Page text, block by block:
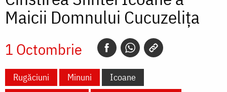
Maicii Domnului Cucuzelița
1 Octombrie
Rugăciuni Minuni
Icoane